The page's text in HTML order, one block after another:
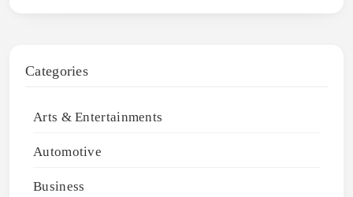
Categories
Arts & Entertainments
Automotive
Business